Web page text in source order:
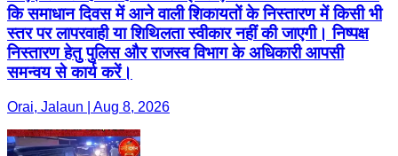
कि समाधान दिवस में आने वाली शिकायतों के निस्तारण में किसी भी
स्तर पर लापरवाही या शिथिलता स्वीकार नहीं की जाएगी। निष्पक्ष
निस्तारण हेतु पुलिस और राजस्व विभाग के अधिकारी आपसी
समन्वय से कार्य करें।
Orai, Jalaun | Aug 8, 2026